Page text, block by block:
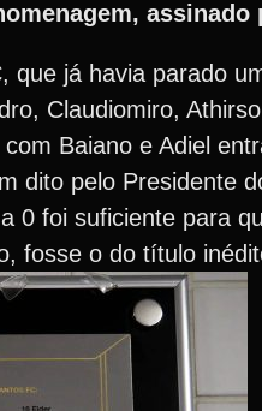
que já havia parado
Claudiomiro,
Baiano e Adiel
dito pelo Presidente
0 foi suficiente para
fosse o do título